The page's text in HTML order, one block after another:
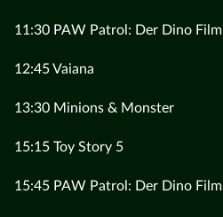
11:30 PAW Patrol: Der Dino Film
12:45 Vaiana
13:30 Minions & Monster
15:15 Toy Story 5
15:45 PAW Patrol: Der Dino Film